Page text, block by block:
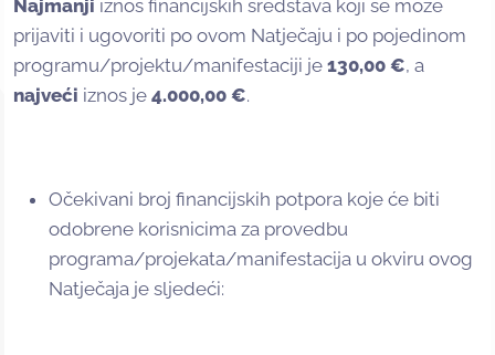
Najmanji iznos financijskih sredstava koji se može
prijaviti i ugovoriti po ovom Natječaju i po pojedinom
programu/projektu/manifestaciji je 130,00 €, a
najveći iznos je 4.000,00 €.
Očekivani broj financijskih potpora koje će biti
odobrene korisnicima za provedbu
programa/projekata/manifestacija u okviru ovog
Natječaja je sljedeći: